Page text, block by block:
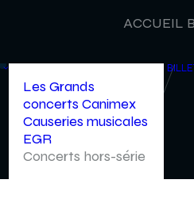
ACCUEIL
Les Grands
concerts Canimex
Causeries musicales
EGR
Concerts hors-série